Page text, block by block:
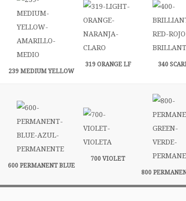
239 MEDIUM YELLOW
319 ORANGE LF 340
600 PERMANENT BLUE
700 VIOLET
800